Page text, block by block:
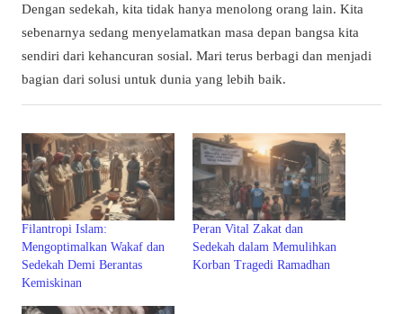
Dengan sedekah, kita tidak hanya menolong orang lain. Kita
sebenarnya sedang menyelamatkan masa depan bangsa kita
sendiri dari kehancuran sosial. Mari terus berbagi dan menjadi
bagian dari solusi untuk dunia yang lebih baik.
Filantropi Islam:
Mengoptimalkan Wakaf dan
Sedekah Demi Berantas
Kemiskinan
Peran Vital Zakat dan
Sedekah dalam Memulihkan
Korban Tragedi Ramadhan